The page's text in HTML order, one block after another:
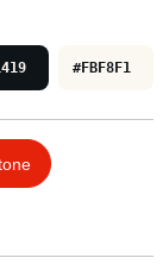
#FBF8F1